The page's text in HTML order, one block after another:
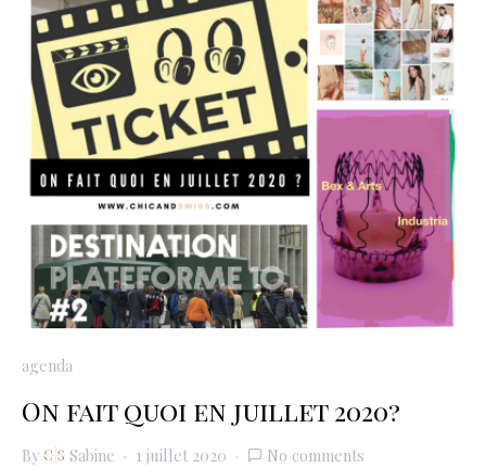
agenda
On fait quoi en juillet 2020?
By Sabine 1 juillet 2020 No comments